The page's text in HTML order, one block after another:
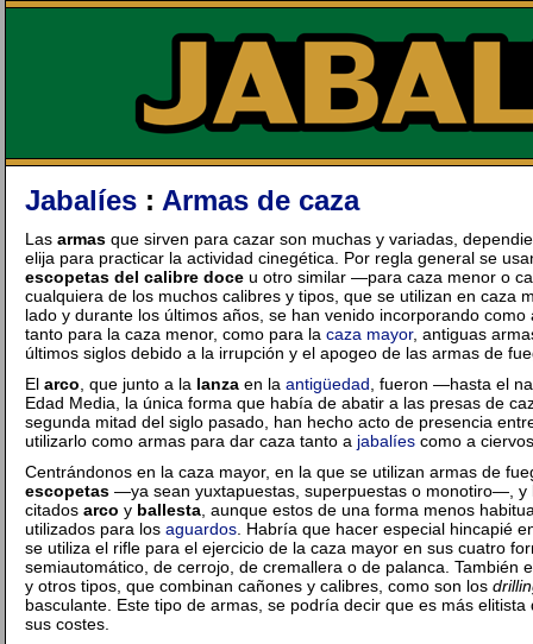
Jabalíes : Armas de caza
Las armas que sirven para cazar son muchas y variadas,
elija para practicar la actividad cinegética. Por regla general se
escopetas del calibre doce u otro similar —para caza menor o
cualquiera de los muchos calibres y tipos, que se utilizan en caza
lado y durante los últimos años, se han venido incorporando
tanto para la caza menor, como para la caza mayor, antiguas
últimos siglos debido a la irrupción y el apogeo de las armas de
El arco , que junto a la lanza en la antigüedad , fueron —hasta el
Edad Media, la única forma que había de abatir a las presas de
segunda mitad del siglo pasado, han hecho acto de presencia
utilizarlo como armas para dar caza tanto a jabalíes como a
Centrándonos en la caza mayor, en la que se utilizan armas de
escopetas —ya sean yuxtapuestas, superpuestas o monotiro—,
citados arco y ballesta , aunque estos de una forma menos
utilizados para los aguardos . Habría que hacer especial hincapié
se utiliza el rifle para el ejercicio de la caza mayor en sus cuatro
semiautomático, de cerrojo, de cremallera o de palanca. También
y otros tipos, que combinan cañones y calibres, como son los
basculante. Este tipo de armas, se podría decir que es más
sus costes.